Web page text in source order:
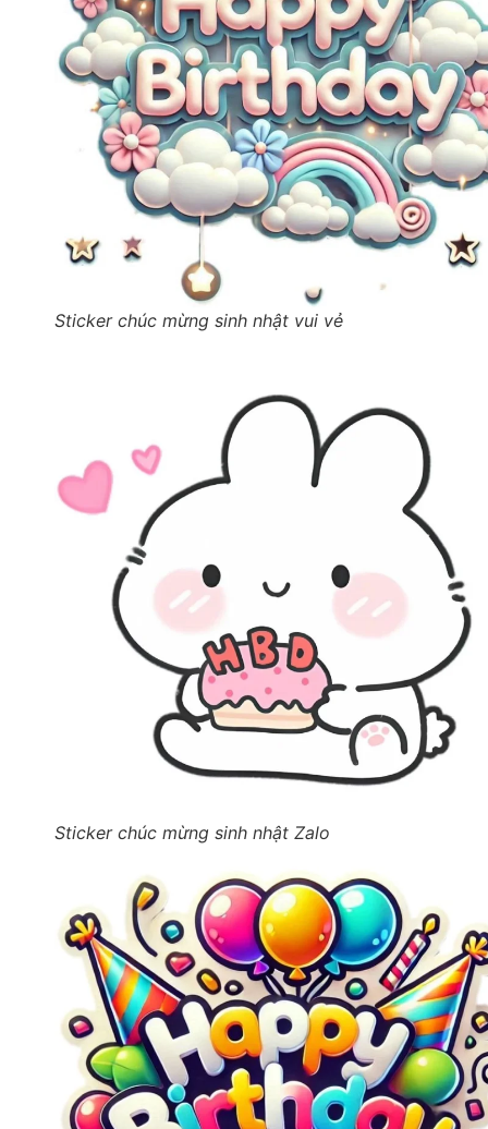
Sticker chúc mừng sinh nhật vui vẻ
Sticker chúc mừng sinh nhật Zalo